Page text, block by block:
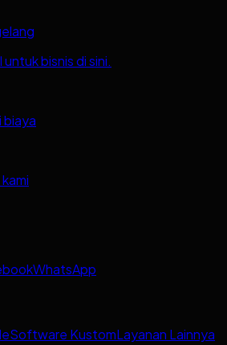
bisnis di sini.
biaya
WhatsApp
Software KustomLayanan Lainnya